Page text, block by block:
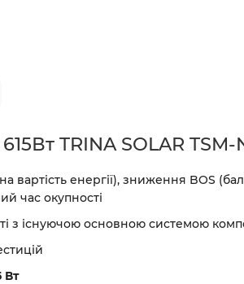
TRINA SOLAR TSM-
вартість енергії), зниження BOS
час окупності
з існуючою основною системою
Вт